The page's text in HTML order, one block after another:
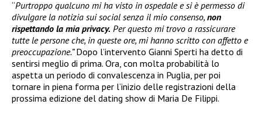
“Purtroppo qualcuno mi ha visto in ospedale e si è permesso di
divulgare la notizia sui social senza il mio consenso, non
rispettando la mia privacy. Per questo mi trovo a rassicurare
tutte le persone che, in queste ore, mi hanno scritto con affetto e
preoccupazione.”Dopo l’intervento Gianni Sperti ha detto di
sentirsi meglio di prima. Ora, con molta probabilità lo
aspetta un periodo di convalescenza in Puglia, per poi
tornare in piena forma per l’inizio delle registrazioni della
prossima edizione del dating show di Maria De Filippi.